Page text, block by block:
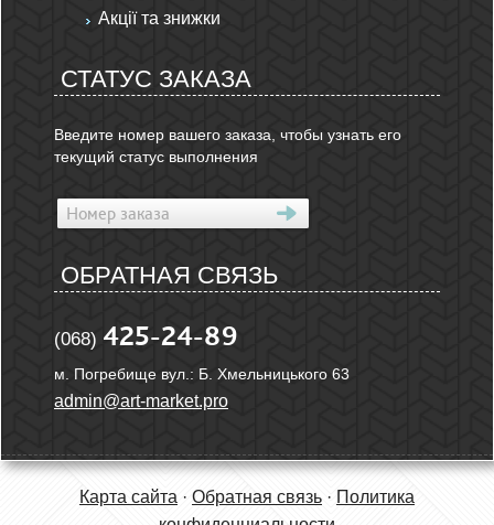
Акції та знижки
СТАТУС ЗАКАЗА
Введите номер вашего заказа, чтобы узнать его
текущий статус выполнения
ОБРАТНАЯ СВЯЗЬ
(068) 425-24-89
м. Погребище вул.: Б. Хмельницького 63
admin@art-market.pro
Карта сайта · Обратная связь · Политика